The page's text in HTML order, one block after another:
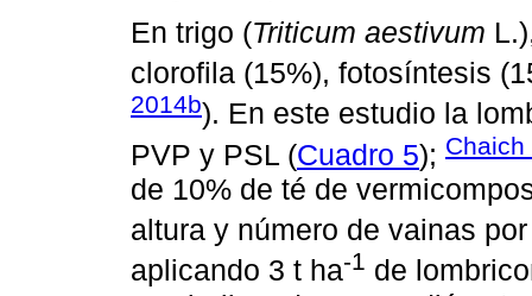
En trigo (Triticum aestivum
clorofila (15%), fotosíntesis
2014b). En este estudio la
PVP y PSL (Cuadro 5); Chaich
de 10% de té de
altura y número de vainas
aplicando 3 t ha-1 de